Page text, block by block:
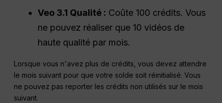
Veo 3.1 Qualité : Coûte 100 crédits. Vous
ne pouvez réaliser que 10 vidéos de
haute qualité par mois.
Lorsque vous n'avez plus de crédits, vous devez attendre
le mois suivant pour que votre solde soit réinitialisé. Vous
ne pouvez pas reporter les crédits non utilisés sur le mois
suivant.